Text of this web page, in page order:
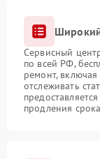
Сервисный
по всей РФ,
ремонт,
отслеживать
продления